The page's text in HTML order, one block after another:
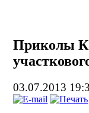
Приколы
03.07.2013